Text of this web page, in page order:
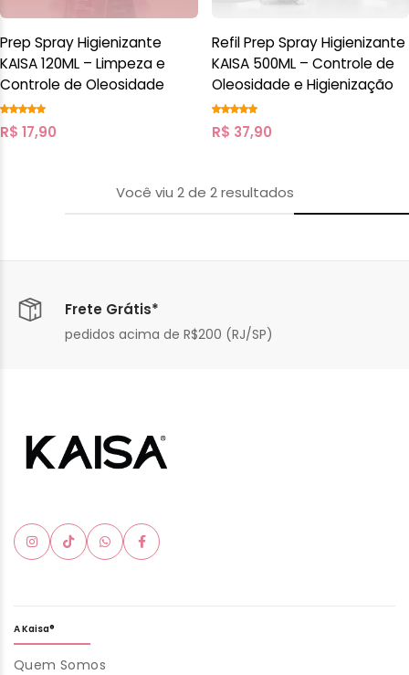
Prep Spray Higienizante
KAISA 120ML – Limpeza e
Controle de Oleosidade
R$ 17,90
Refil Prep Spray Higienizante
KAISA 500ML – Controle de
Oleosidade e Higienização
R$ 37,90
Você viu 2de 2resultados
Frete Grátis*
pedidos acima de R$200 (RJ/SP)
A Kaisa®
Quem Somos